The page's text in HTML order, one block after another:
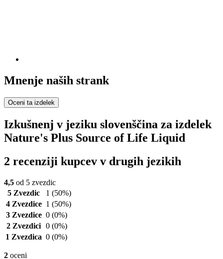
Mnenje naših strank
Oceni ta izdelek
Izkušnenj v jeziku slovenščina za izdelek
Nature's Plus Source of Life Liquid
2 recenziji kupcev v drugih jezikih
4,5 od 5 zvezdic
5 Zvezdic
1 (50%)
4 Zvezdice 1 (50%)
3 Zvezdice 0 (0%)
2 Zvezdici 0 (0%)
1 Zvezdica 0 (0%)
2 oceni